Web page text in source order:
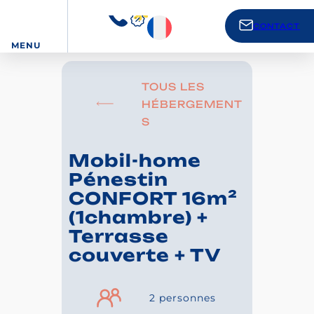
MENU
CONTACT
TOUS LES
HÉBERGEMENT
S
Mobil-home
Pénestin
CONFORT 16m²
(1chambre) +
Terrasse
couverte + TV
2 personnes